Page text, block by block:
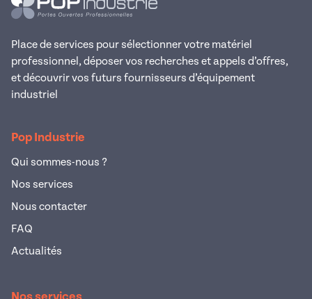
Place de services pour sélectionner votre matériel
professionnel, déposer vos recherches et appels d’offres,
et découvrir vos futurs fournisseurs d’équipement
industriel
Pop Industrie
Qui sommes-nous ?
Nos services
Nous contacter
FAQ
Actualités